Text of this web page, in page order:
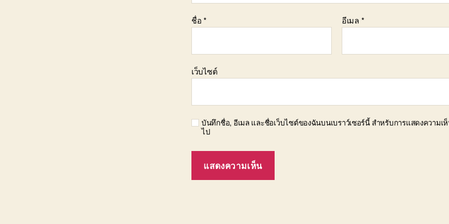
ชื่อ* อีเมล *
เว็บไซต์
บันทึกชื่อ, อีเมล และชื่อเว็บไซต์ของฉันบนเบราว์เซอร์นี้ สำหรับการแสดงความเ
ไป